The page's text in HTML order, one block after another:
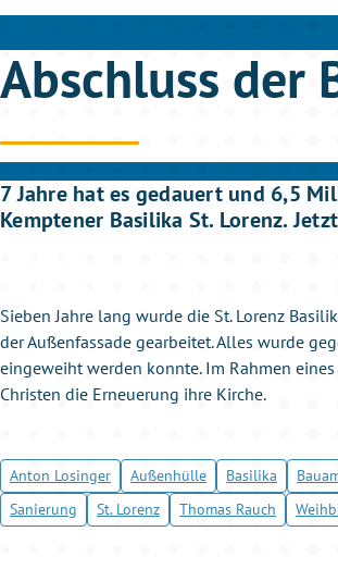
Abschluss der
7 Jahre hat es gedauert und 6,5
Kemptener Basilika St. Lorenz.
Sieben Jahre lang wurde die St. Lorenz
der Außenfassade gearbeitet. Alles wurde
eingeweiht werden konnte. Im Rahmen
Christen die Erneuerung ihre Kirche.
Anton Losinger Außenhülle Basilika
Sanierung
St. Lorenz Thomas Rauch